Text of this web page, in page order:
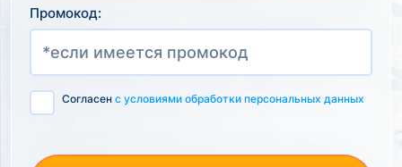
Промокод:
Согласен с условиями обработки персональных данных